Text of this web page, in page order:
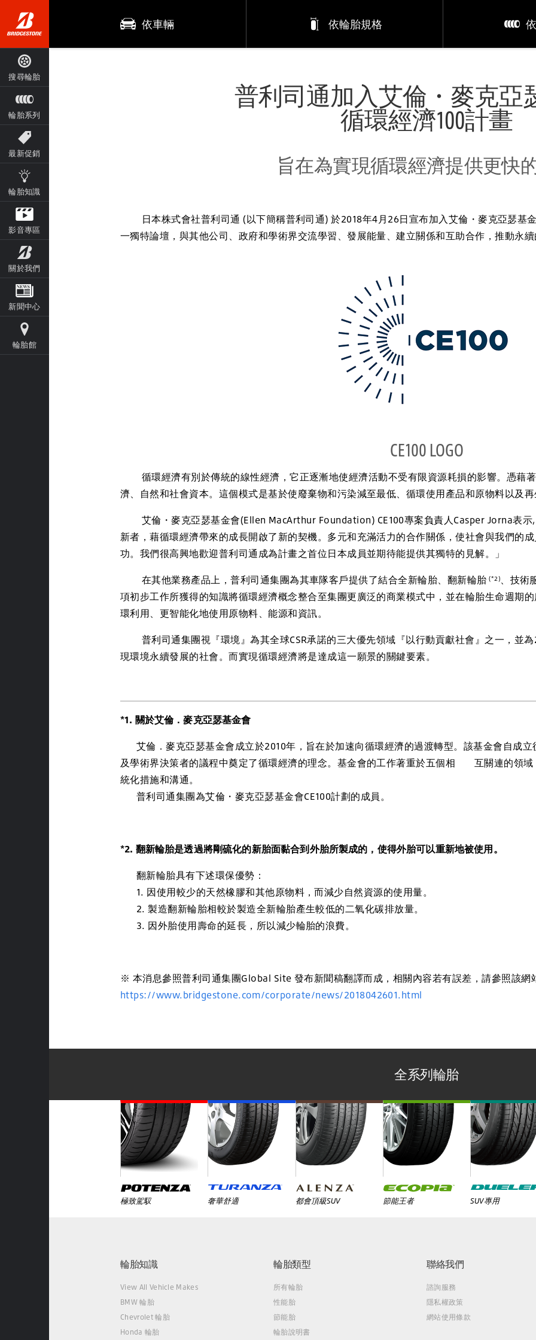
搜尋輪胎
輪胎系列
最新促銷
輪胎知識
影音專區
關於我們
新聞中心
輪胎館
依車輛 依輪胎規格
普利司通加入艾倫・麥克亞
循環經濟100計畫
旨在為實現循環經濟提供更快
日本株式會社普利司通 (以下簡稱普利司通) 於2018年4月26日宣布加入艾倫・麥克亞瑟基
一獨特論壇，與其他公司、政府和學術界交流學習、發展能量、建立關係和互助合作，推動永
CE100 LOGO
循環經濟有別於傳統的線性經濟，它正逐漸地使經濟活動不受有限資源耗損的影響。憑藉
濟、自然和社會資本。這個模式是基於使廢棄物和污染減至最低、循環使用產品和原物料以及
艾倫・麥克亞瑟基金會(Ellen MacArthur Foundation) CE100專案負責人Casper Jorna表示,
新者，藉循環經濟帶來的成長開啟了新的契機。多元和充滿活力的合作關係，使社會與我們的
功。我們很高興地歡迎普利司通成為計畫之首位日本成員並期待能提供其獨特的見解。」
在其他業務產品上，普利司通集團為其車隊客戶提供了結合全新輪胎、翻新輪胎 (*2)、技術
項初步工作所獲得的知識將循環經濟概念整合至集團更廣泛的商業模式中，並在輪胎生命週期
環利用、更智能化地使用原物料、能源和資訊。
普利司通集團視『環境』為其全球CSR承諾的三大優先領域『以行動貢獻社會』之一，並
現環境永續發展的社會。而實現循環經濟將是達成這一願景的關鍵要素。
*1. 關於艾倫．麥克亞瑟基金會
艾倫．麥克亞瑟基金會成立於2010年，旨在於加速向循環經濟的過渡轉型。該基金會自
及學術界決策者的議程中奠定了循環經濟的理念。基金會的工作著重於五個相 互關連的領域
統化措施和溝通。
普利司通集團為艾倫・麥克亞瑟基金會CE100計劃的成員。
*2. 翻新輪胎是透過將剛硫化的新胎面黏合到外胎所製成的，使得外胎可以重新地被使用。
翻新輪胎具有下述環保優勢：
1. 因使用較少的天然橡膠和其他原物料，而減少自然資源的使用量。
2. 製造翻新輪胎相較於製造全新輪胎產生較低的二氧化碳排放量。
3. 因外胎使用壽命的延長，所以減少輪胎的浪費。
※ 本消息參照普利司通集團Global Site 發布新聞稿翻譯而成，相關內容若有誤差，請參照該網
https://www.bridgestone.com/corporate/news/2018042601.html
全系列輪胎
極致駕馭 奢華舒適 都會頂級SUV 節能王者 SUV專用
輪胎知識
View All Vehicle Makes
BMW 輪胎
Chevrolet 輪胎
Honda 輪胎
輪胎類型
所有輪胎
性能胎
節能胎
輪胎說明書
聯絡我們
諮詢服務
隱私權政策
網站使用條款